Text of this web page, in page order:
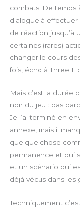
combats. De temps
dialogue à
de réaction jusqu’à
certaines (rares)
changer le cours
fois, écho à Three
Mais c’est la durée
noir du jeu : pas
Je l’ai terminé en
annexe, mais il
quelque chose
permanence et qui
et un scénario qui
déjà vécus dans les
Techniquement